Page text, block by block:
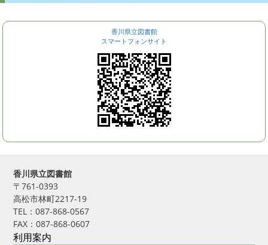
香川県立図書館
スマートフォンサイト
香川県立図書館
〒761-0393
高松市林町2217-19
TEL：087-868-0567
FAX：087-868-0607
利用案内